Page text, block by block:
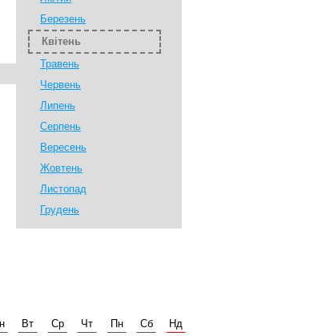
Березень
Квітень
Травень
Червень
Липень
Серпень
Вересень
Жовтень
Листопад
Грудень
Вт Ср Чт Пн Сб Нд